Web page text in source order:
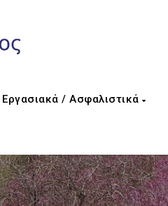
Εργασιακά / Ασφαλιστικά